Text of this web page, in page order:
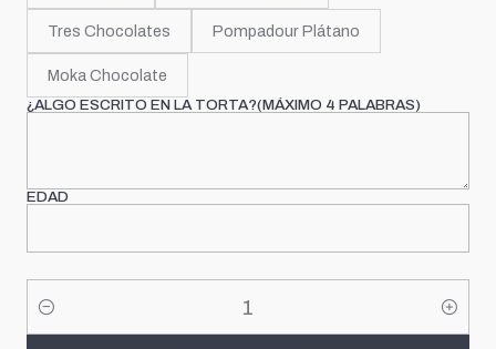
Tres Chocolates Pompadour Plátano
Moka Chocolate
¿ALGO ESCRITO EN LA TORTA?(MÁXIMO 4 PALABRAS)
EDAD
Cantidad